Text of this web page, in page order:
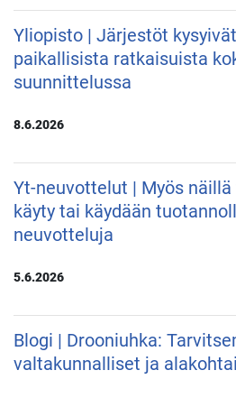
Yliopisto | Järjestöt
paikallisista ratkaisuista
suunnittelussa
8.6.2026
Yt-neuvottelut | Myös
käyty tai käydään
neuvotteluja
5.6.2026
Blogi | Drooniuhka:
valtakunnalliset ja